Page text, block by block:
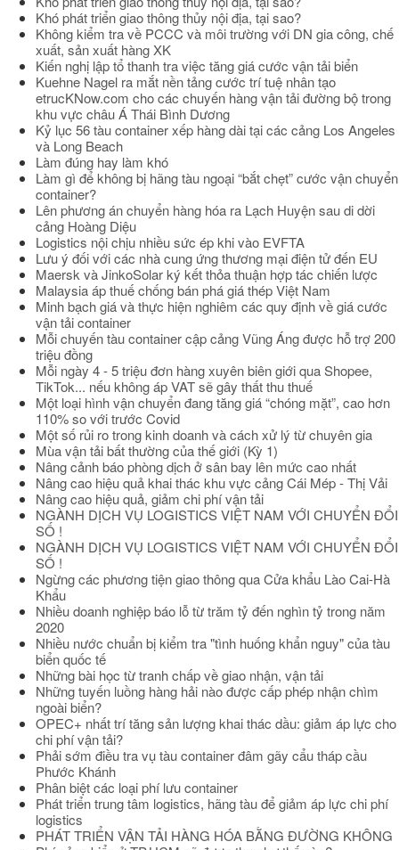
Khó phát triển giao thông thủy nội địa, tại sao?
Không kiểm tra về PCCC và môi trường với DN gia công, chế
xuất, sản xuất hàng XK
Kiến nghị lập tổ thanh tra việc tăng giá cước vận tải biển
Kuehne Nagel ra mắt nền tảng cước trí tuệ nhân tạo
etrucKNow.com cho các chuyến hàng vận tải đường bộ trong
khu vực châu Á Thái Bình Dương
Kỷ lục 56 tàu container xếp hàng dài tại các cảng Los Angeles
và Long Beach
Làm đúng hay làm khó
Làm gì để không bị hãng tàu ngoại “bắt chẹt” cước vận chuyển
container?
Lên phương án chuyển hàng hóa ra Lạch Huyện sau di dời
cảng Hoàng Diệu
Logistics nội chịu nhiều sức ép khi vào EVFTA
Lưu ý đối với các nhà cung ứng thương mại điện tử đến EU
Maersk và JinkoSolar ký kết thỏa thuận hợp tác chiến lược
Malaysia áp thuế chống bán phá giá thép Việt Nam
Minh bạch giá và thực hiện nghiêm các quy định về giá cước
vận tải container
Mỗi chuyến tàu container cập cảng Vũng Áng được hỗ trợ 200
triệu đồng
Mỗi ngày 4 - 5 triệu đơn hàng xuyên biên giới qua Shopee,
TikTok... nếu không áp VAT sẽ gây thất thu thuế
Một loại hình vận chuyển đang tăng giá “chóng mặt”, cao hơn
110% so với trước Covid
Một số rủi ro trong kinh doanh và cách xử lý từ chuyên gia
Mùa vận tải bất thường của thế giới (Kỳ 1)
Nâng cảnh báo phòng dịch ở sân bay lên mức cao nhất
Nâng cao hiệu quả khai thác khu vực cảng Cái Mép - Thị Vải
Nâng cao hiệu quả, giảm chi phí vận tải
NGÀNH DỊCH VỤ LOGISTICS VIỆT NAM VỚI CHUYỂN ĐỔI
SỐ !
NGÀNH DỊCH VỤ LOGISTICS VIỆT NAM VỚI CHUYỂN ĐỔI
SỐ !
Ngừng các phương tiện giao thông qua Cửa khẩu Lào Cai-Hà
Khẩu
Nhiều doanh nghiệp báo lỗ từ trăm tỷ đến nghìn tỷ trong năm
2020
Nhiều nước chuẩn bị kiểm tra "tình huống khẩn nguy" của tàu
biển quốc tế
Những bài học từ tranh chấp về giao nhận, vận tải
Những tuyến luồng hàng hải nào được cấp phép nhận chìm
ngoài biển?
OPEC+ nhất trí tăng sản lượng khai thác dầu: giảm áp lực cho
chi phí vận tải?
Phải sớm điều tra vụ tàu container đâm gãy cẩu tháp cầu
Phước Khánh
Phân biệt các loại phí lưu container
Phát triển trung tâm logistics, hãng tàu để giảm áp lực chi phí
logistics
PHÁT TRIỂN VẬN TẢI HÀNG HÓA BẰNG ĐƯỜNG KHÔNG